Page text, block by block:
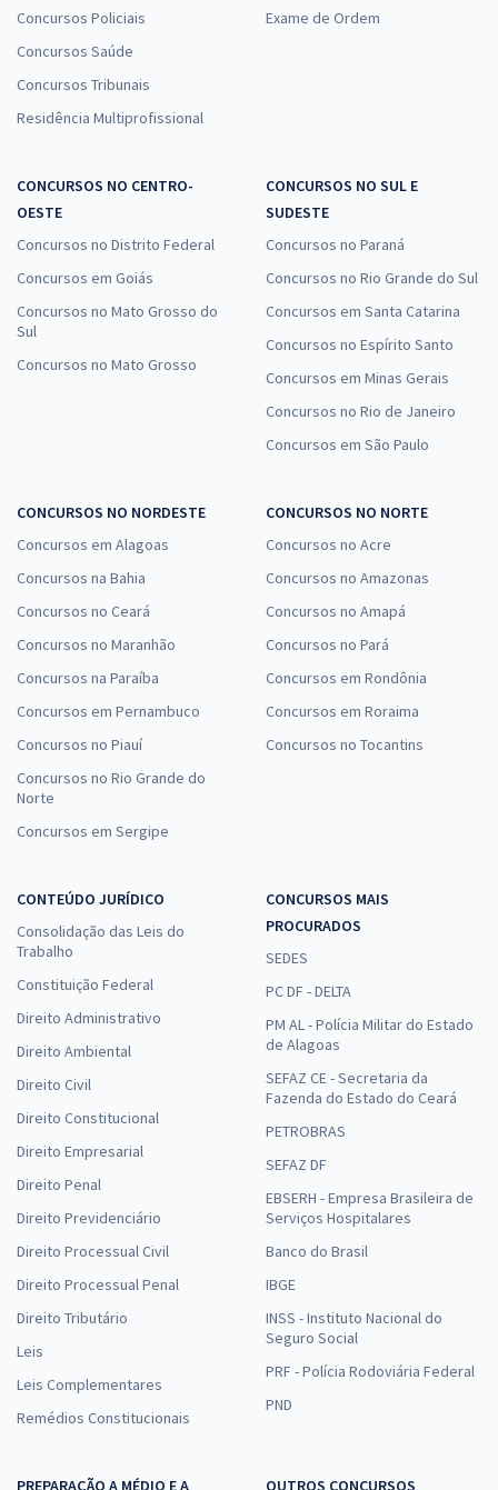
Concursos Policiais
Concursos Saúde
Concursos Tribunais
Residência Multiprofissional
Exame de Ordem
CONCURSOS NO CENTRO-
OESTE
Concursos no Distrito Federal
Concursos em Goiás
Concursos no Mato Grosso do
Sul
Concursos no Mato Grosso
CONCURSOS NO SUL E
SUDESTE
Concursos no Paraná
Concursos no Rio Grande do Sul
Concursos em Santa Catarina
Concursos no Espírito Santo
Concursos em Minas Gerais
Concursos no Rio de Janeiro
Concursos em São Paulo
CONCURSOS NO NORDESTE
Concursos em Alagoas
Concursos na Bahia
Concursos no Ceará
Concursos no Maranhão
Concursos na Paraíba
Concursos em Pernambuco
Concursos no Piauí
Concursos no Rio Grande do
Norte
Concursos em Sergipe
CONCURSOS NO NORTE
Concursos no Acre
Concursos no Amazonas
Concursos no Amapá
Concursos no Pará
Concursos em Rondônia
Concursos em Roraima
Concursos no Tocantins
CONTEÚDO JURÍDICO
Consolidação das Leis do
Trabalho
Constituição Federal
Direito Administrativo
Direito Ambiental
Direito Civil
Direito Constitucional
Direito Empresarial
Direito Penal
Direito Previdenciário
Direito Processual Civil
Direito Processual Penal
Direito Tributário
Leis
Leis Complementares
Remédios Constitucionais
CONCURSOS MAIS
PROCURADOS
SEDES
PC DF - DELTA
PM AL - Polícia Militar do Estado
de Alagoas
SEFAZ CE - Secretaria da
Fazenda do Estado do Ceará
PETROBRAS
SEFAZ DF
EBSERH - Empresa Brasileira de
Serviços Hospitalares
Banco do Brasil
IBGE
INSS - Instituto Nacional do
Seguro Social
PRF - Polícia Rodoviária Federal
PND
PREPARAÇÃO A MÉDIO E A
OUTROS CONCURSOS